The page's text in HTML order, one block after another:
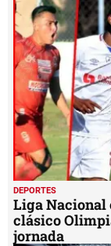
DEPORTES
Liga Nacional
clásico
jornada